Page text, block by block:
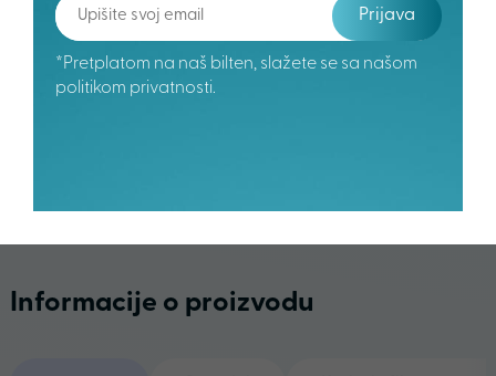
Informacije o proizvodu
Prijava
*Pretplatom na naš bilten, slažete se sa našom
politikom privatnosti.